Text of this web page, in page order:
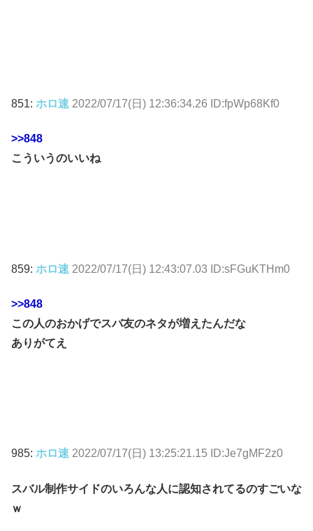
851: ホロ速 2022/07/17(日) 12:36:34.26 ID:fpWp68Kf0
>>848
こういうのいいね
859: ホロ速 2022/07/17(日) 12:43:07.03 ID:sFGuKTHm0
>>848
この人のおかげでスバ友のネタが増えたんだな
ありがてえ
985: ホロ速 2022/07/17(日) 13:25:21.15 ID:Je7gMF2z0
スバル制作サイドのいろんな人に認知されてるのすごいな
ｗ